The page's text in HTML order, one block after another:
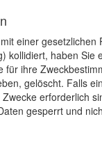
einer
kollidiert, haben
für ihre
gelöscht. Falls
erforderlich
gesperrt und